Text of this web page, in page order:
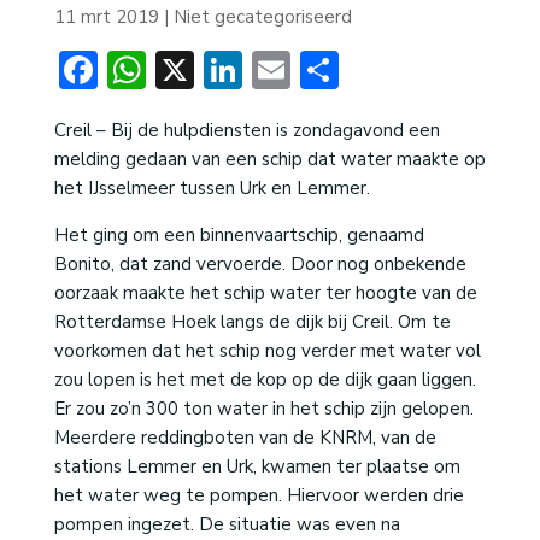
11 mrt 2019 | Niet gecategoriseerd
Facebook
WhatsApp
X LinkedIn
EmailDelen
Creil – Bij de hulpdiensten is zondagavond een
melding gedaan van een schip dat water maakte op
het IJsselmeer tussen Urk en Lemmer.
Het ging om een binnenvaartschip, genaamd
Bonito, dat zand vervoerde. Door nog onbekende
oorzaak maakte het schip water ter hoogte van de
Rotterdamse Hoek langs de dijk bij Creil. Om te
voorkomen dat het schip nog verder met water vol
zou lopen is het met de kop op de dijk gaan liggen.
Er zou zo’n 300 ton water in het schip zijn gelopen.
Meerdere reddingboten van de KNRM, van de
stations Lemmer en Urk, kwamen ter plaatse om
het water weg te pompen. Hiervoor werden drie
pompen ingezet. De situatie was even na